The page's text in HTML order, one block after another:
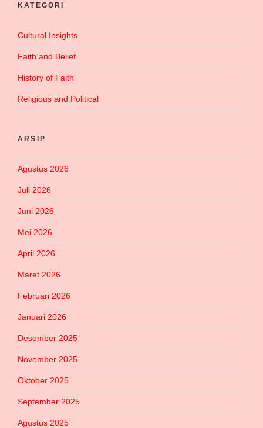
KATEGORI
Cultural Insights
Faith and Belief
History of Faith
Religious and Political
ARSIP
Agustus 2026
Juli 2026
Juni 2026
Mei 2026
April 2026
Maret 2026
Februari 2026
Januari 2026
Desember 2025
November 2025
Oktober 2025
September 2025
Agustus 2025